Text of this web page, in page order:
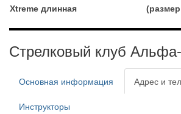
Xtreme длинная
Стрелковый клуб
Основная информация Адрес и
Инструкторы